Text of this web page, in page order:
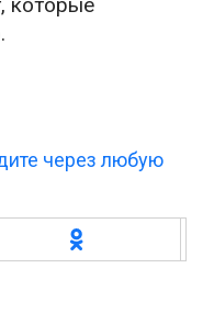
которые
через любую